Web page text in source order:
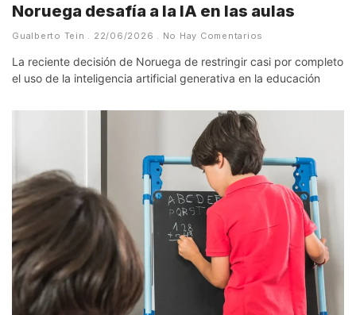
Noruega desafía a la IA en las aulas
Gualberto Tein 22/06/2026 No Hay Comentarios
La reciente decisión de Noruega de restringir casi por completo
el uso de la inteligencia artificial generativa en la educación